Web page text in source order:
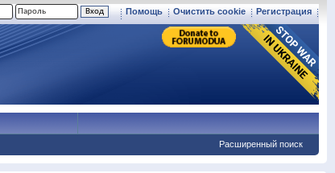
Регистрация
Очистить cookie
Помощь
Расширенный поиск